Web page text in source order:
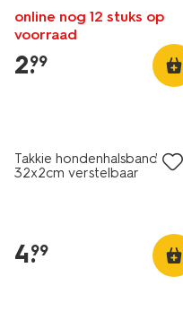
online nog 12 stuks op
voorraad
2.
99
Takkie hondenhalsband
32x2cm verstelbaar
4.
99